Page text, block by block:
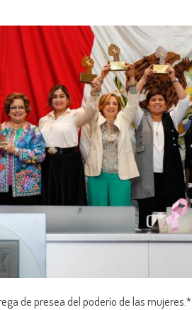
de presea del poderío de las mujeres.*